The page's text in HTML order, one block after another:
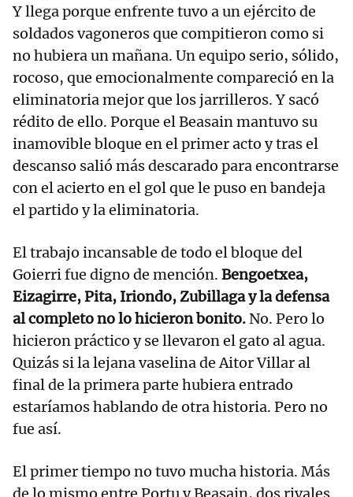
Y llega porque enfrente tuvo a un ejército de
soldados vagoneros que compitieron como si
no hubiera un mañana. Un equipo serio, sólido,
rocoso, que emocionalmente compareció en la
eliminatoria mejor que los jarrilleros. Y sacó
rédito de ello. Porque el Beasain mantuvo su
inamovible bloque en el primer acto y tras el
descanso salió más descarado para encontrarse
con el acierto en el gol que le puso en bandeja
el partido y la eliminatoria.
El trabajo incansable de todo el bloque del
Goierri fue digno de mención. Bengoetxea,
Eizagirre, Pita, Iriondo, Zubillaga y la defensa
al completo no lo hicieron bonito. No. Pero lo
hicieron práctico y se llevaron el gato al agua.
Quizás si la lejana vaselina de Aitor Villar al
final de la primera parte hubiera entrado
estaríamos hablando de otra historia. Pero no
fue así.
El primer tiempo no tuvo mucha historia. Más